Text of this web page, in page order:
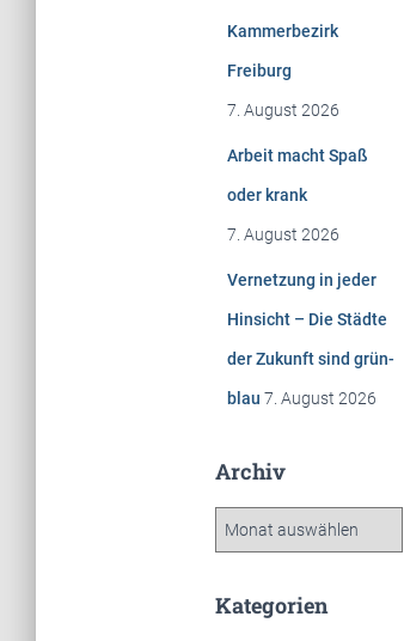
Kammerbezirk
Freiburg
7. August 2026
Arbeit macht Spaß
oder krank
7. August 2026
Vernetzung in jeder
Hinsicht – Die Städte
der Zukunft sind grün-
blau 7. August 2026
Archiv
h
Kategorien